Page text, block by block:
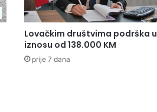
Lovačkim društvima podrška u
iznosu od 138.000 KM
prije 7 dana